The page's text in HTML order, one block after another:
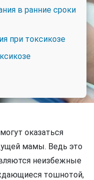
в ранние сроки
при токсикозе
оказаться
мамы. Ведь это
неизбежные
тошнотой,